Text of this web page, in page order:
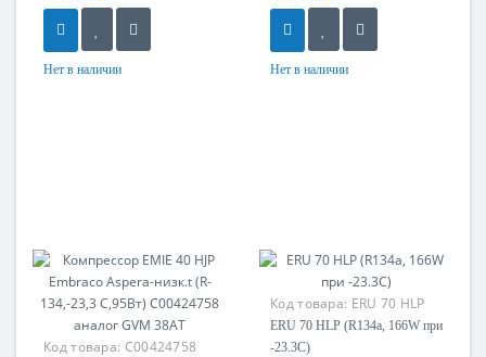
Нет в наличии Нет в наличии
Код товара: C00424758
Код товара: ERU 70 HLP
ERU 70 HLP (R134a, 166W при
-23.3С)